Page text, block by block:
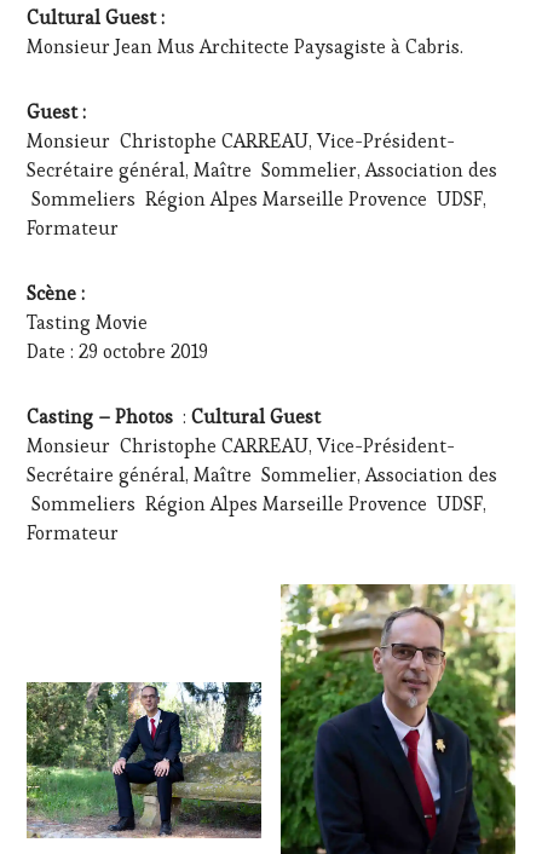
RESTAURATEUR,
CHEF,
SOMMELIER
SAINTE-
VICTOIRE
SALONS
INTERNATIONAUX,
SPOT
MOVIE ,
VIGNOBLES,
WINE
WINE
TOURISM
FAME,
WINE
TOURISM
TOUR,
Cultural Guest :
Monsieur Jean Mus Architecte Paysagiste à Cabris.
Guest :
Monsieur Christophe CARREAU, Vice-Président-
Secrétaire général, Maître Sommelier, Association des
Sommeliers Région Alpes Marseille Provence UDSF,
Formateur
Scène :
Tasting Movie
Date : 29 octobre 2019
Casting – Photos:Cultural Guest
Monsieur Christophe CARREAU, Vice-Président-
Secrétaire général, Maître Sommelier, Association des
Sommeliers Région Alpes Marseille Provence UDSF,
Formateur